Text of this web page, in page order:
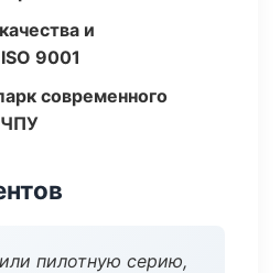
и
9001
современного
ЧПУ
пилотную серию,